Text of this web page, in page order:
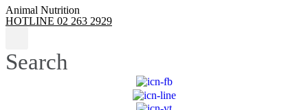
Animal Nutrition
HOTLINE 02 263 2929
Search